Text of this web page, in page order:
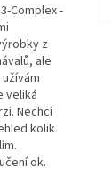
Complex -
z
ale
veliká
Nechci
kolik
ok.